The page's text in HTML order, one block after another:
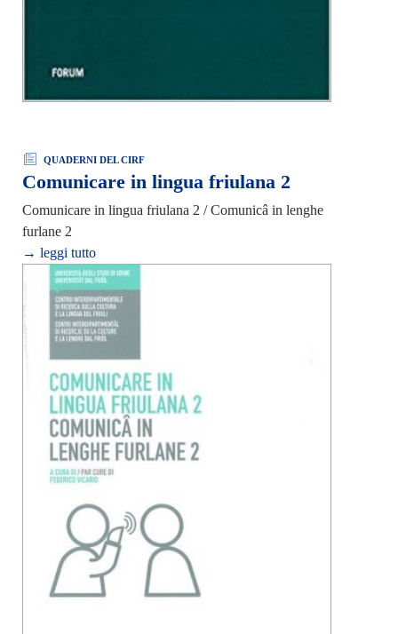
QUADERNI DEL CIRF
Comunicare in lingua friulana 2
Comunicare in lingua friulana 2 / Comunicâ in lenghe
furlane 2
→ leggi tutto